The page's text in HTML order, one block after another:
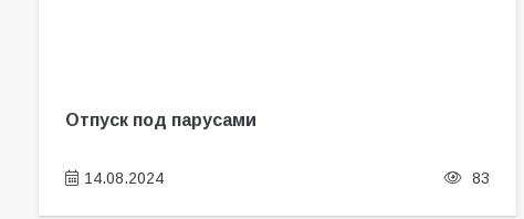
Отпуск под парусами
14.08.2024 83